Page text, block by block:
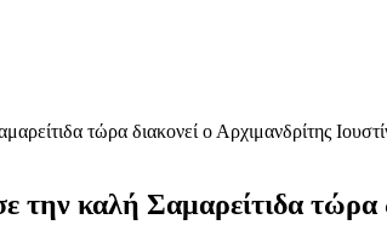
τώρα διακονεί ο Αρχιμανδρίτης
καλή Σαμαρείτιδα τώρα